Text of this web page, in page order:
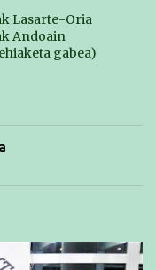
Lasarte-Oria
Andoain
gabea)